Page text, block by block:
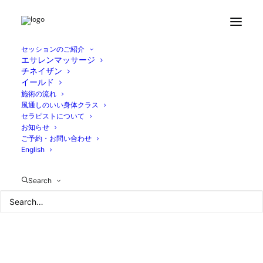
セッションのご紹介
エサレンマッサージ
チネイザン
イールド
施術の流れ
風通しのいい身体クラス
セラピストについて
お知らせ
ご予約・お問い合わせ
English
Search
49B8C479-BAF0-4057-B1BD-4D57F231FC79